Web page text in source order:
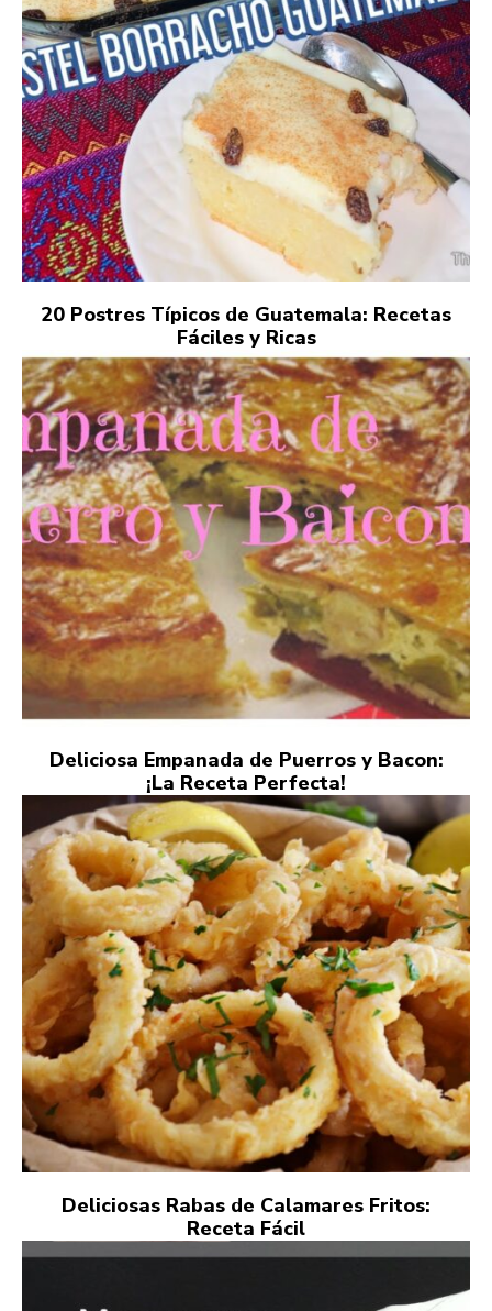
20 Postres Típicos de Guatemala: Recetas
Fáciles y Ricas
Deliciosa Empanada de Puerros y Bacon:
¡La Receta Perfecta!
Deliciosas Rabas de Calamares Fritos:
Receta Fácil